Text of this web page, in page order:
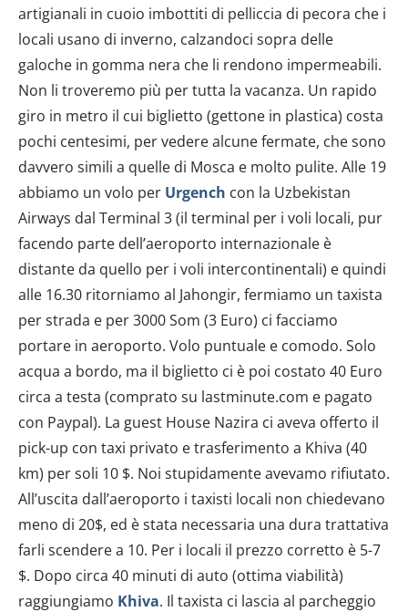
artigianali in cuoio imbottiti di pelliccia di pecora che i
locali usano di inverno, calzandoci sopra delle
galoche in gomma nera che li rendono impermeabili.
Non li troveremo più per tutta la vacanza. Un rapido
giro in metro il cui biglietto (gettone in plastica) costa
pochi centesimi, per vedere alcune fermate, che sono
davvero simili a quelle di Mosca e molto pulite. Alle 19
abbiamo un volo per Urgench con la Uzbekistan
Airways dal Terminal 3 (il terminal per i voli locali, pur
facendo parte dell’aeroporto internazionale è
distante da quello per i voli intercontinentali) e quindi
alle 16.30 ritorniamo al Jahongir, fermiamo un taxista
per strada e per 3000 Som (3 Euro) ci facciamo
portare in aeroporto. Volo puntuale e comodo. Solo
acqua a bordo, ma il biglietto ci è poi costato 40 Euro
circa a testa (comprato su lastminute.com e pagato
con Paypal). La guest House Nazira ci aveva offerto il
pick-up con taxi privato e trasferimento a Khiva (40
km) per soli 10 $. Noi stupidamente avevamo rifiutato.
All’uscita dall’aeroporto i taxisti locali non chiedevano
meno di 20$, ed è stata necessaria una dura trattativa
farli scendere a 10. Per i locali il prezzo corretto è 5-7
$. Dopo circa 40 minuti di auto (ottima viabilità)
raggiungiamo Khiva. Il taxista ci lascia al parcheggio